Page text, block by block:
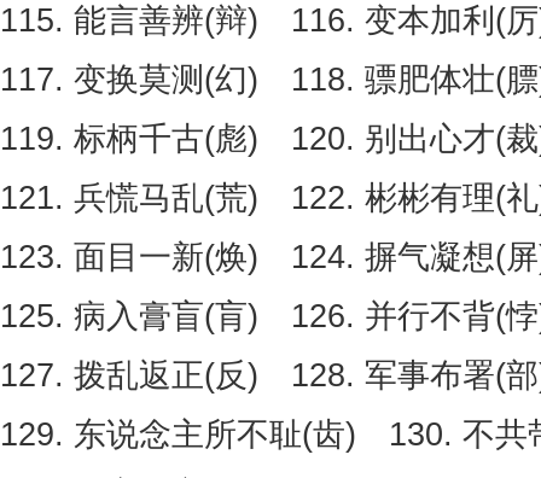
115. 能言善辨(辩) 116. 变本加利(
117. 变换莫测(幻) 118. 骠肥体壮(
119. 标柄千古(彪) 120. 别出心才(
121. 兵慌马乱(荒) 122. 彬彬有理(
123. 面目一新(焕) 124. 摒气凝想(
125. 病入膏盲(肓) 126. 并行不背(
127. 拨乱返正(反) 128. 军事布署(
129. 东说念主所不耻(齿) 130. 不共